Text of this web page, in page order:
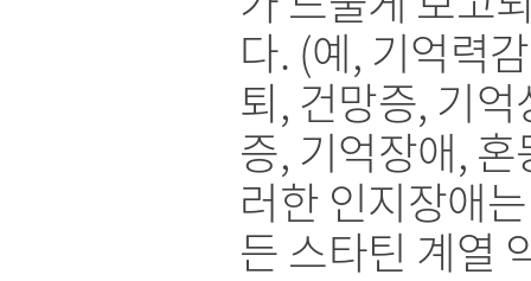
다. (예, 기억력감
퇴, 건망증, 기
증, 기억장애,
러한 인지장애
든 스타틴 계열